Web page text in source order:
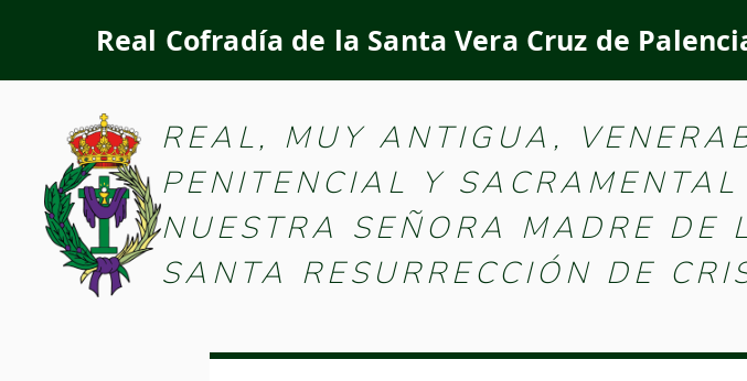
Real Cofradía de la Santa Vera Cruz de
Real Cofradía de la Santa
REAL, MUY ANTIGUA,
PENITENCIAL Y
NUESTRA SEÑORA MADRE DE
SANTA RESURRECCIÓN DE